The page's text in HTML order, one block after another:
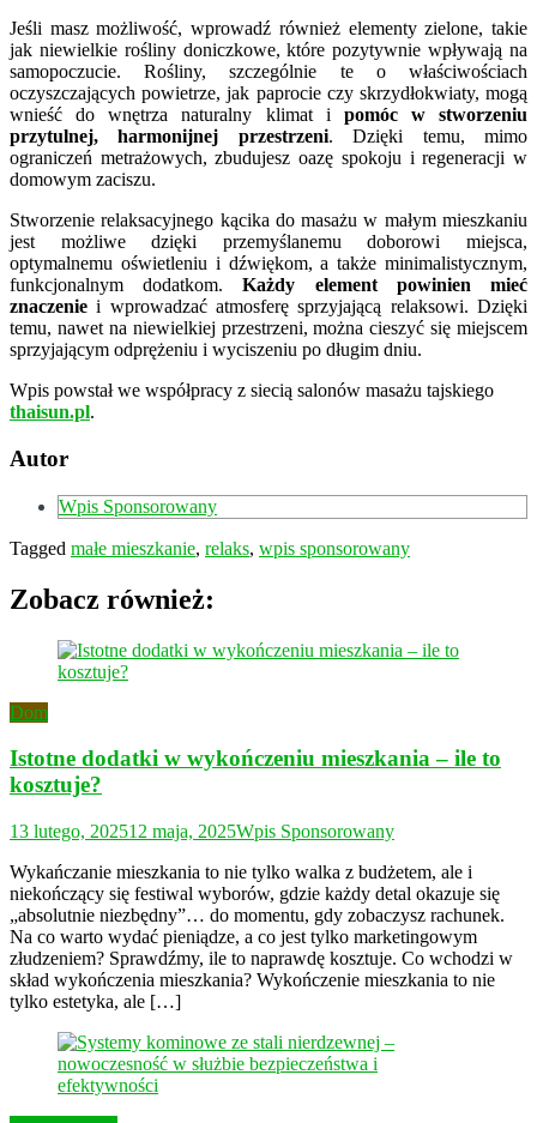
Jeśli masz możliwość, wprowadź również elementy zielone, takie
jak niewielkie rośliny doniczkowe, które pozytywnie wpływają na
samopoczucie. Rośliny, szczególnie te o właściwościach
oczyszczających powietrze, jak paprocie czy skrzydłokwiaty, mogą
wnieść do wnętrza naturalny klimat i pomóc w stworzeniu
przytulnej, harmonijnej przestrzeni. Dzięki temu, mimo
ograniczeń metrażowych, zbudujesz oazę spokoju i regeneracji w
domowym zaciszu.
Stworzenie relaksacyjnego kącika do masażu w małym mieszkaniu
jest możliwe dzięki przemyślanemu doborowi miejsca,
optymalnemu oświetleniu i dźwiękom, a także minimalistycznym,
funkcjonalnym dodatkom.Każdy element powinien mieć
znaczenie i wprowadzać atmosferę sprzyjającą relaksowi. Dzięki
temu, nawet na niewielkiej przestrzeni, można cieszyć się miejscem
sprzyjającym odprężeniu i wyciszeniu po długim dniu.
Wpis powstał we współpracy z siecią salonów masażu tajskiego
thaisun.pl.
Autor
Wpis Sponsorowany
Tagged małe mieszkanie, relaks, wpis sponsorowany
Zobacz również:
Dom
Istotne dodatki w wykończeniu mieszkania – ile to
kosztuje?
13 lutego, 202512 maja, 2025Wpis Sponsorowany
Wykańczanie mieszkania to nie tylko walka z budżetem, ale i
niekończący się festiwal wyborów, gdzie każdy detal okazuje się
„absolutnie niezbędny”… do momentu, gdy zobaczysz rachunek.
Na co warto wydać pieniądze, a co jest tylko marketingowym
złudzeniem? Sprawdźmy, ile to naprawdę kosztuje. Co wchodzi w
skład wykończenia mieszkania? Wykończenie mieszkania to nie
tylko estetyka, ale […]